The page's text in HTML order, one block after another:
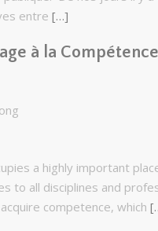
entre […]
à la Compétence
a highly important
to all disciplines and
competence, which